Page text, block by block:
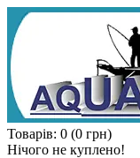
Товарів: 0 (0 грн)
Нічого не куплено!